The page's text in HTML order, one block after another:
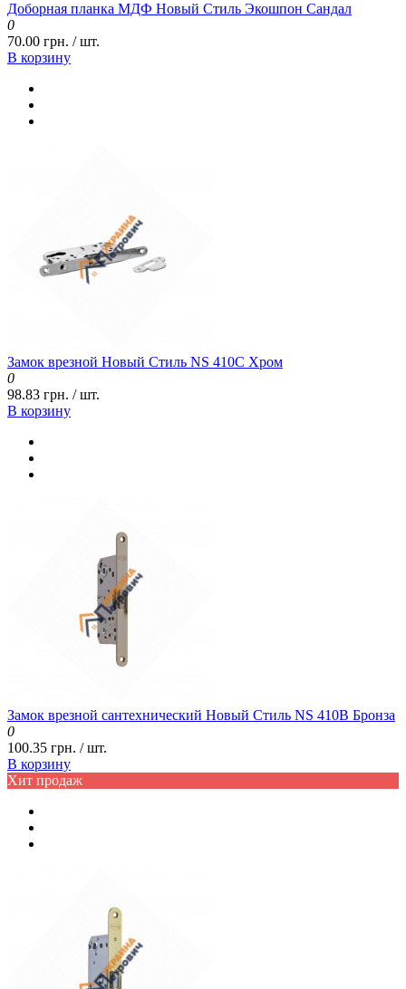
Доборная планка МДФ Новый Стиль Экошпон Сандал
0
70.00 грн. / шт.
В корзину
Замок врезной Новый Стиль NS 410С Хром
0
98.83 грн. / шт.
В корзину
Замок врезной сантехнический Новый Стиль NS 410B Бронза
0
100.35 грн. / шт.
В корзину
Хит продаж